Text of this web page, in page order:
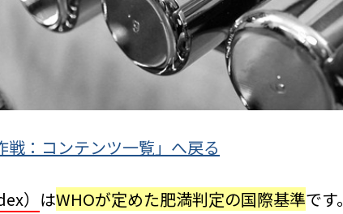
：コンテンツ一覧」へ戻る
） はWHOが定めた肥満判定の国際基準です。